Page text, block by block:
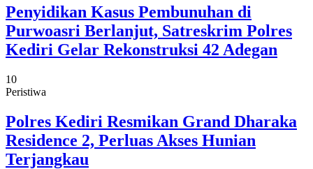
Penyidikan Kasus Pembunuhan di
Purwoasri Berlanjut, Satreskrim Polres
Kediri Gelar Rekonstruksi 42 Adegan
10
Peristiwa
Polres Kediri Resmikan Grand Dharaka
Residence 2, Perluas Akses Hunian
Terjangkau